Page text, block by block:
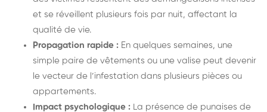
et se réveillent plusieurs fois par nuit, affectant la
qualité de vie.
Propagation rapide : En quelques semaines, une
simple paire de vêtements ou une valise peut devenir
le vecteur de l’infestation dans plusieurs pièces ou
appartements.
Impact psychologique : La présence de punaises de